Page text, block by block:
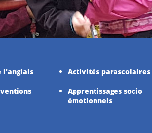
l'anglais Activités parascolaires
Apprentissages socio
émotionnels